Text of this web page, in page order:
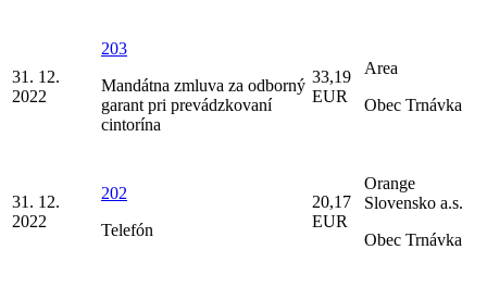
31. 12.
2022
203
Mandátna zmluva za odborný
garant pri prevádzkovaní
cintorína
33,19
EUR
Area
Obec Trnávka
31. 12.
2022
202
Telefón
20,17
EUR
Orange
Slovensko a.s.
Obec Trnávka